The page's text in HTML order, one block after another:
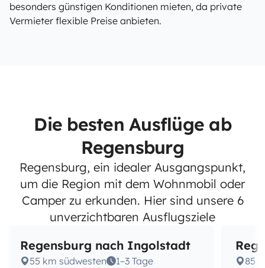
besonders günstigen Konditionen mieten, da private
Vermieter flexible Preise anbieten.
Die besten Ausflüge ab
Regensburg
Regensburg, ein idealer Ausgangspunkt,
um die Region mit dem Wohnmobil oder
Camper zu erkunden. Hier sind unsere 6
unverzichtbaren Ausflugsziele
Regensburg nach Ingolstadt
55 km südwesten
1–3 Tage
85